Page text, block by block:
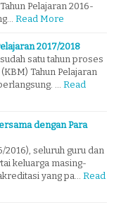
Pelajaran 2016-
Read More
2017/2018
satu tahun proses
Tahun Pelajaran
… Read
dengan Para
2016), seluruh guru dan
keluarga masing-
yang pa… Read